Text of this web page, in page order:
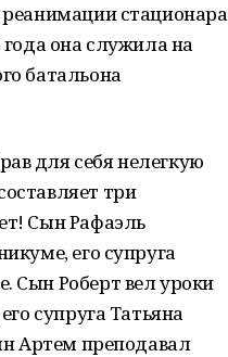
реанимации стационара
она служила на
батальона
для себя нелегкую
три
Сын Рафаэль
его супруга
Сын Роберт вел уроки
супруга Татьяна
Артем преподавал